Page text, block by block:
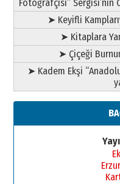
Fotoğrafçısı” Sergisi’nin
➤ Keyifli
➤ Kitaplara
➤ Çiçeği
➤ Kadem Ekşi